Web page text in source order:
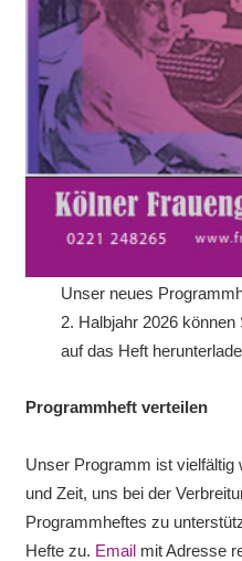
Unser neues
2. Halbjahr 2026
auf das Heft
Programmheft verteilen
Unser Programm ist vielfältig
und Zeit, uns bei der
Programmheftes zu
Hefte zu. Emailmit Adresse